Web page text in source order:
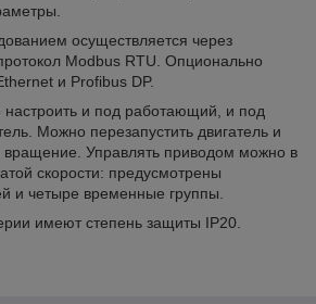
осуществляется через
Modbus RTU. Опционально
и Profibus DP.
и под работающий, и под
Можно перезапустить двигатель и
вращение. Управлять приводом можно в
скорости: предусмотрены
и четыре временные группы.
имеют степень защиты IP20.